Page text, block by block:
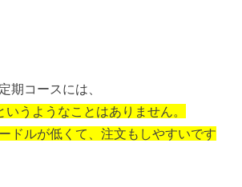
期コースには、
うようなことはありません。
ドルが低くて、注文もしやすいです